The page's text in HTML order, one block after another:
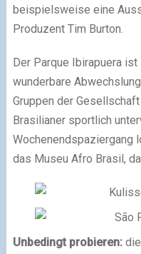
beispielsweise eine
Produzent Tim Burton.
Der Parque Ibirapuera
wunderbare
Gruppen der
Brasilianer sportlich
Wochenendspaziergang
das Museu Afro Brasil,
Unbedingt probieren:die